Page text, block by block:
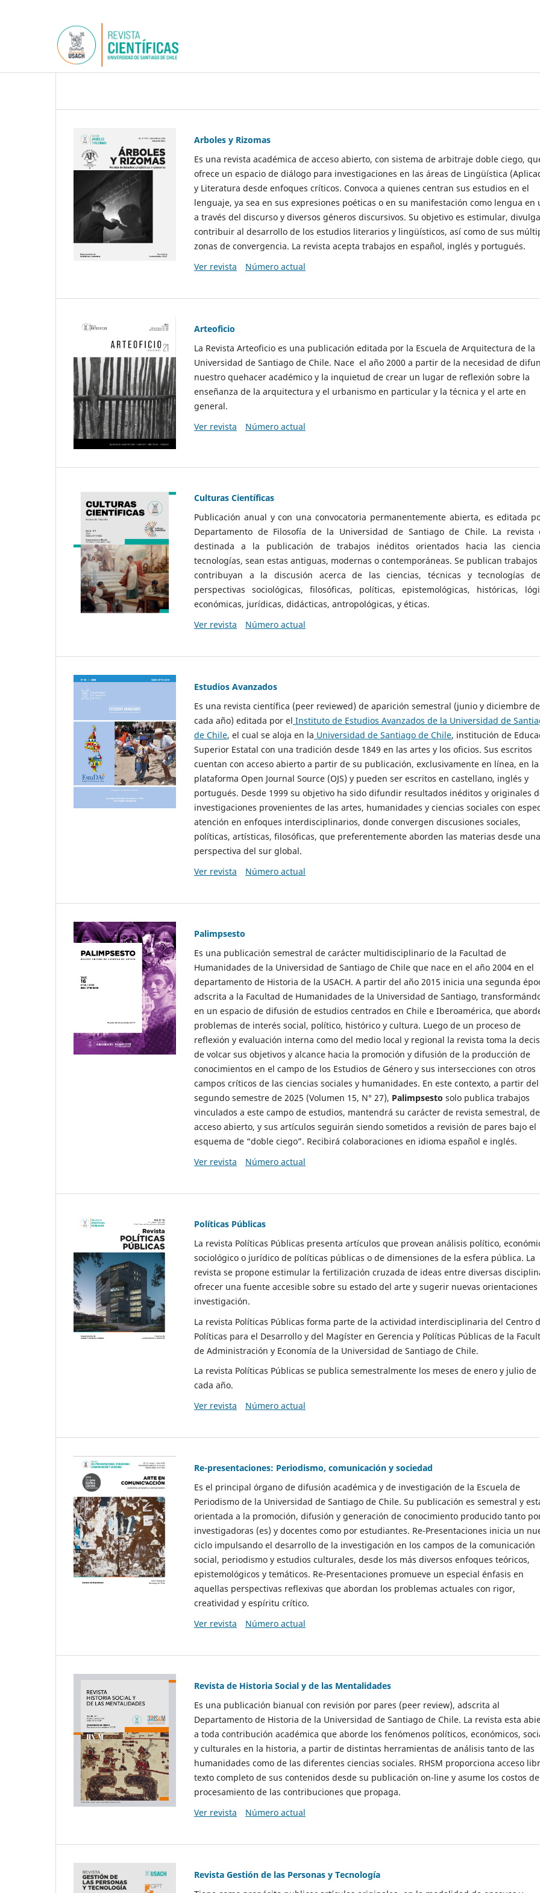
Arboles y Rizomas
Es una revista académica de acceso abierto, con sistema de arbitraje doble ciego,
ofrece un espacio de diálogo para investigaciones en las áreas de Lingüística
y Literatura desde enfoques críticos. Convoca a quienes centran sus estudios en el
lenguaje, ya sea en sus expresiones poéticas o en su manifestación como lengua en
a través del discurso y diversos géneros discursivos. Su objetivo es estimular,
contribuir al desarrollo de los estudios literarios y lingüísticos, así como de sus
zonas de convergencia. La revista acepta trabajos en español, inglés y portugués.
Ver revista
Número actual
Arteoficio
La Revista Arteoficio es una publicación editada por la Escuela de Arquitectura de la
Universidad de Santiago de Chile. Nace el año 2000 a partir de la necesidad de
nuestro quehacer académico y la inquietud de crear un lugar de reflexión sobre la
enseñanza de la arquitectura y el urbanismo en particular y la técnica y el arte en
general.
Ver revista
Número actual
Culturas Científicas
Publicación anual y con una convocatoria permanentemente abierta, es editada
Departamento de Filosofía de la Universidad de Santiago de Chile. La revista
destinada a la publicación de trabajos inéditos orientados hacia las
tecnologías, sean estas antiguas, modernas o contemporáneas. Se publican
contribuyan a la discusión acerca de las ciencias, técnicas y tecnologías
perspectivas sociológicas, filosóficas, políticas, epistemológicas, históricas,
económicas, jurídicas, didácticas, antropológicas, y éticas.
Ver revista
Número actual
Estudios Avanzados
Es una revista científica (peer reviewed) de aparición semestral (junio y diciembre de
cada año) editada por el Instituto de Estudios Avanzados de la Universidad de
de Chile, el cual se aloja en la Universidad de Santiago de Chile, institución de
Superior Estatal con una tradición desde 1849 en las artes y los oficios. Sus escritos
cuentan con acceso abierto a partir de su publicación, exclusivamente en línea, en la
plataforma Open Journal Source (OJS) y pueden ser escritos en castellano, inglés y
portugués. Desde 1999 su objetivo ha sido difundir resultados inéditos y originales
investigaciones provenientes de las artes, humanidades y ciencias sociales con
atención en enfoques interdisciplinarios, donde convergen discusiones sociales,
políticas, artísticas, filosóficas, que preferentemente aborden las materias desde una
perspectiva del sur global.
Ver revista
Número actual
Palimpsesto
Es una publicación semestral de carácter multidisciplinario de la Facultad de
Humanidades de la Universidad de Santiago de Chile que nace en el año 2004 en el
departamento de Historia de la USACH. A partir del año 2015 inicia una segunda
adscrita a la Facultad de Humanidades de la Universidad de Santiago,
en un espacio de difusión de estudios centrados en Chile e Iberoamérica, que
problemas de interés social, político, histórico y cultura. Luego de un proceso de
reflexión y evaluación interna como del medio local y regional la revista toma la
de volcar sus objetivos y alcance hacia la promoción y difusión de la producción de
conocimientos en el campo de los Estudios de Género y sus intersecciones con otros
campos críticos de las ciencias sociales y humanidades. En este contexto, a partir del
segundo semestre de 2025 (Volumen 15, N° 27), Palimpsesto solo publica trabajos
vinculados a este campo de estudios, mantendrá su carácter de revista semestral, de
acceso abierto, y sus artículos seguirán siendo sometidos a revisión de pares bajo el
esquema de “doble ciego”. Recibirá colaboraciones en idioma español e inglés.
Ver revista
Número actual
Políticas Públicas
La revista Políticas Públicas presenta artículos que provean análisis político,
sociológico o jurídico de políticas públicas o de dimensiones de la esfera pública. La
revista se propone estimular la fertilización cruzada de ideas entre diversas
ofrecer una fuente accesible sobre su estado del arte y sugerir nuevas orientaciones
investigación.
La revista Políticas Públicas forma parte de la actividad interdisciplinaria del Centro
Políticas para el Desarrollo y del Magíster en Gerencia y Políticas Públicas de la
de Administración y Economía de la Universidad de Santiago de Chile.
La revista Políticas Públicas se publica semestralmente los meses de enero y julio de
cada año.
Ver revista
Número actual
Re-presentaciones: Periodismo, comunicación y sociedad
Es el principal órgano de difusión académica y de investigación de la Escuela de
Periodismo de la Universidad de Santiago de Chile. Su publicación es semestral y
orientada a la promoción, difusión y generación de conocimiento producido tanto
investigadoras (es) y docentes como por estudiantes. Re-Presentaciones inicia un
ciclo impulsando el desarrollo de la investigación en los campos de la comunicación
social, periodismo y estudios culturales, desde los más diversos enfoques teóricos,
epistemológicos y temáticos. Re-Presentaciones promueve un especial énfasis en
aquellas perspectivas reflexivas que abordan los problemas actuales con rigor,
creatividad y espíritu crítico.
Ver revista
Número actual
Revista de Historia Social y de las Mentalidades
Es una publicación bianual con revisión por pares (peer review), adscrita al
Departamento de Historia de la Universidad de Santiago de Chile. La revista esta
a toda contribución académica que aborde los fenómenos políticos, económicos,
y culturales en la historia, a partir de distintas herramientas de análisis tanto de las
humanidades como de las diferentes ciencias sociales. RHSM proporciona acceso
texto completo de sus contenidos desde su publicación on-line y asume los costos de
procesamiento de las contribuciones que propaga.
Ver revista
Número actual
Revista Gestión de las Personas y Tecnología